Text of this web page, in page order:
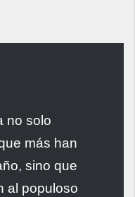
no solo
más han
sino que
al populoso